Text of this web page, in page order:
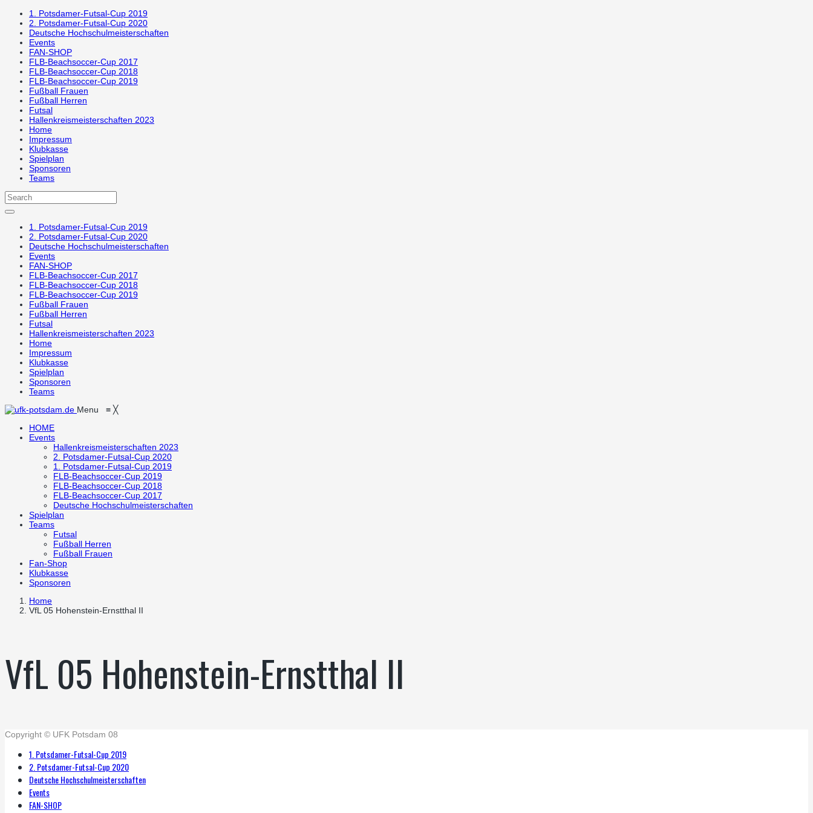
1. Potsdamer-Futsal-Cup 2019
2. Potsdamer-Futsal-Cup 2020
Deutsche Hochschulmeisterschaften
Events
FAN-SHOP
FLB-Beachsoccer-Cup 2017
FLB-Beachsoccer-Cup 2018
FLB-Beachsoccer-Cup 2019
Fußball Frauen
Fußball Herren
Futsal
Hallenkreismeisterschaften 2023
Home
Impressum
Klubkasse
Spielplan
Sponsoren
Teams
1. Potsdamer-Futsal-Cup 2019
2. Potsdamer-Futsal-Cup 2020
Deutsche Hochschulmeisterschaften
Events
FAN-SHOP
FLB-Beachsoccer-Cup 2017
FLB-Beachsoccer-Cup 2018
FLB-Beachsoccer-Cup 2019
Fußball Frauen
Fußball Herren
Futsal
Hallenkreismeisterschaften 2023
Home
Impressum
Klubkasse
Spielplan
Sponsoren
Teams
Menu ≡ ╳
HOME
Events
Hallenkreismeisterschaften 2023
2. Potsdamer-Futsal-Cup 2020
1. Potsdamer-Futsal-Cup 2019
FLB-Beachsoccer-Cup 2019
FLB-Beachsoccer-Cup 2018
FLB-Beachsoccer-Cup 2017
Deutsche Hochschulmeisterschaften
Spielplan
Teams
Futsal
Fußball Herren
Fußball Frauen
Fan-Shop
Klubkasse
Sponsoren
Home
VfL 05 Hohenstein-Ernstthal II
VfL 05 Hohenstein-Ernstthal II
Copyright © UFK Potsdam 08
1. Potsdamer-Futsal-Cup 2019
2. Potsdamer-Futsal-Cup 2020
Deutsche Hochschulmeisterschaften
Events
FAN-SHOP